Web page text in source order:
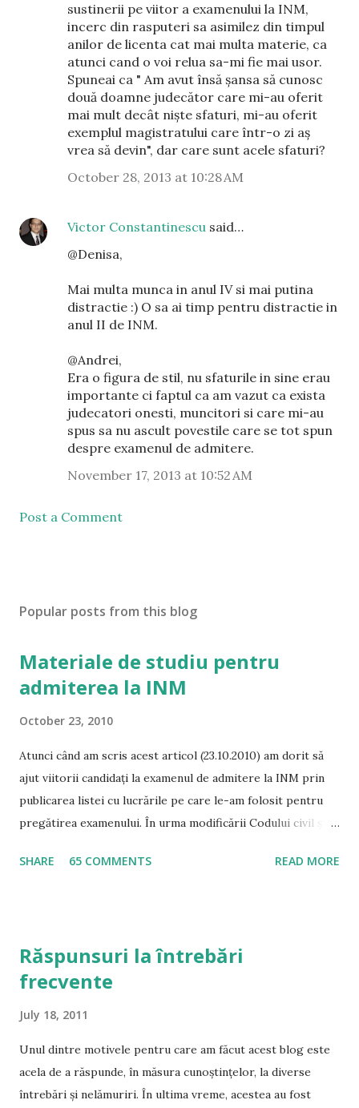
sustinerii pe viitor a examenului la INM,
incerc din rasputeri sa asimilez din timpul
anilor de licenta cat mai multa materie, ca
atunci cand o voi relua sa-mi fie mai usor.
Spuneai ca " Am avut însă șansa să cunosc
două doamne judecător care mi-au oferit
mai mult decât niște sfaturi, mi-au oferit
exemplul magistratului care într-o zi aș
vrea să devin", dar care sunt acele sfaturi?
October 28, 2013 at 10:28 AM
Victor Constantinescu said…
@Denisa,
Mai multa munca in anul IV si mai putina
distractie :) O sa ai timp pentru distractie in
anul II de INM.
@Andrei,
Era o figura de stil, nu sfaturile in sine erau
importante ci faptul ca am vazut ca exista
judecatori onesti, muncitori si care mi-au
spus sa nu ascult povestile care se tot spun
despre examenul de admitere.
November 17, 2013 at 10:52 AM
Post a Comment
Popular posts from this blog
Materiale de studiu pentru
admiterea la INM
October 23, 2010
Atunci când am scris acest articol (23.10.2010) am dorit să
ajut viitorii candidați la examenul de admitere la INM prin
publicarea listei cu lucrările pe care le-am folosit pentru
pregătirea examenului. În urma modificării Codului civil și a
noului Cod Penal și de Procedură Penală, tot mai multe
și Răspunsuri la întrebări frecvente Drept Civil Noul Cod
civil – este principalul material de pregătire la această
reglementării, precum și modalitatea de examinare tip grilă
prof. univ. dr. Gabriel Boroi și jud. drd. Carla Anghelescu –
Curs de drept civil Partea Generală – Ediția 2011 – Conform
Noului Cod Civil ( Cuprins ) conf. univ. dr. Răzvan Dincă –
SHARE 65 COMMENTS READ MORE
Răspunsuri la întrebări
frecvente
July 18, 2011
Unul dintre motivele pentru care am făcut acest blog este
acela de a răspunde, în măsura cunoștințelor, la diverse
întrebări și nelămuriri. În ultima vreme, acestea au fost